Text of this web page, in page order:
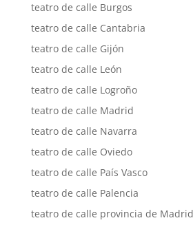
teatro de calle Burgos
teatro de calle Cantabria
teatro de calle Gijón
teatro de calle León
teatro de calle Logroño
teatro de calle Madrid
teatro de calle Navarra
teatro de calle Oviedo
teatro de calle País Vasco
teatro de calle Palencia
teatro de calle provincia de Madrid